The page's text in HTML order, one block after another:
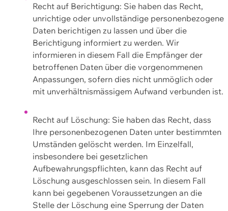
Recht auf Berichtigung: Sie haben das Recht,
unrichtige oder unvollständige personenbezogene
Daten berichtigen zu lassen und über die
Berichtigung informiert zu werden. Wir
informieren in diesem Fall die Empfänger der
betroffenen Daten über die vorgenommenen
Anpassungen, sofern dies nicht unmöglich oder
mit unverhältnismässigem Aufwand verbunden ist.
Recht auf Löschung: Sie haben das Recht, dass
Ihre personenbezogenen Daten unter bestimmten
Umständen gelöscht werden. Im Einzelfall,
insbesondere bei gesetzlichen
Aufbewahrungspflichten, kann das Recht auf
Löschung ausgeschlossen sein. In diesem Fall
kann bei gegebenen Voraussetzungen an die
Stelle der Löschung eine Sperrung der Daten